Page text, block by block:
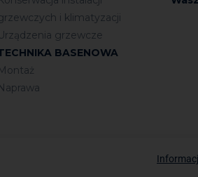
i klimatyzacji
grzewcze
BASENOWA